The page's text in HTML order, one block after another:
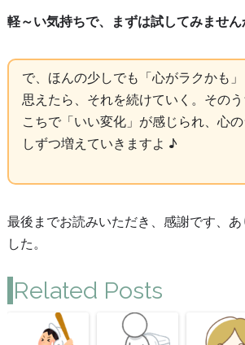
軽～い気持ちで、まずは試してみません
で、ほんの少しでも「心がラクかも
思えたら、それを続けていく。その
こちで「いい変化」が感じられ、心
しずつ増えていきますよ ♪
最後までお読みいただき、感謝です、あ
した。
Related Posts